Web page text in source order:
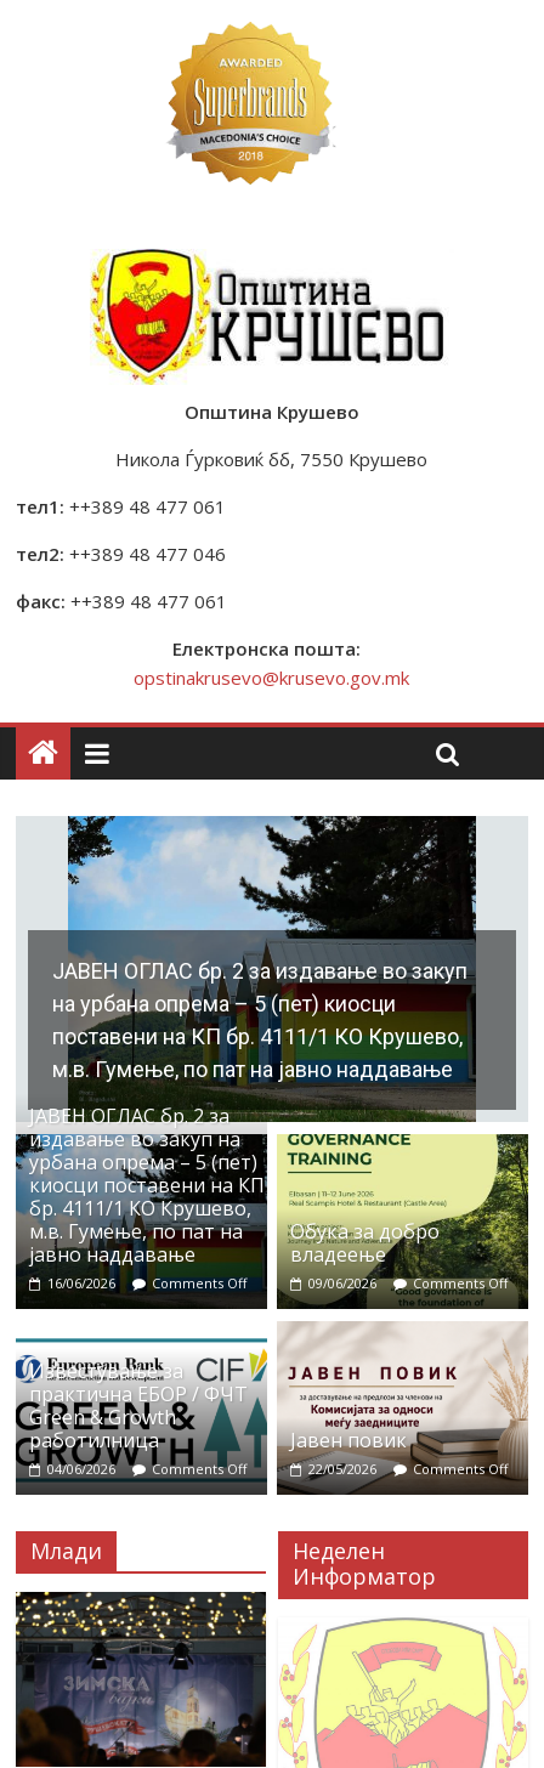
Општина Крушево
Никола Ѓурковиќ бб, 7550 Крушево
тел1: ++389 48 477 061
тел2: ++389 48 477 046
факс: ++389 48 477 061
Електронска пошта:
opstinakrusevo@krusevo.gov.mk
ЈАВЕН ОГЛАС бр. 2 за издавање во закуп
на урбана опрема – 5 (пет) киосци
поставени на КП бр. 4111/1 КО Крушево,
м.в. Гумење, по пат на јавно наддавање
ЈАВЕН ОГЛАС бр. 2 за
издавање во закуп на
урбана опрема – 5 (пет)
киосци поставени на КП
бр. 4111/1 КО Крушево,
м.в. Гумење, по пат на
јавно наддавање
16/06/2026 Comments Off
Обука за добро
владеење
09/06/2026 Comments Off
Известување за
практична ЕБОР / ФЧТ
Green & Growth
работилница
04/06/2026 Comments Off
Јавен повик
22/05/2026 Comments Off
Млади
Неделен
Информатор